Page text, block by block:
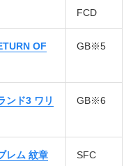
FCD
OF
GB※5
ンド3 ワリ
GB※6
レム 紋章
SFC